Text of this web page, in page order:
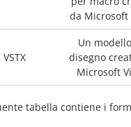
da Microsoft
VSTX
Un
disegno
Microsoft
tabella contiene i